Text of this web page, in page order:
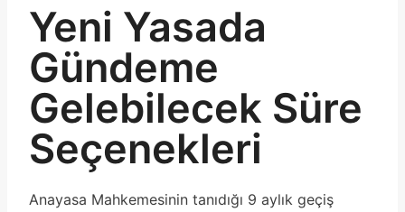
Yeni Yasada
Gündeme
Gelebilecek Süre
Seçenekleri
Anayasa Mahkemesinin tanıdığı 9 aylık geçiş